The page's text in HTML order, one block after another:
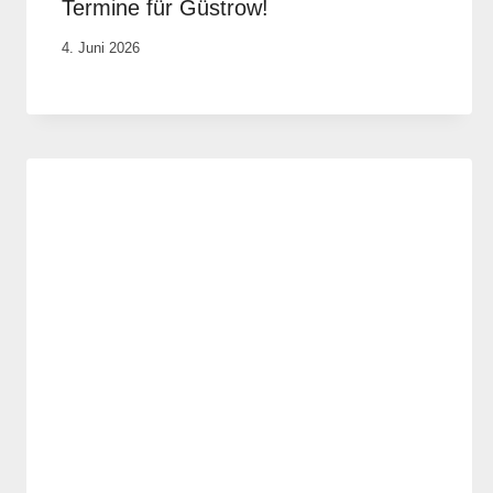
Termine für Güstrow!
Von
4. Juni 2026